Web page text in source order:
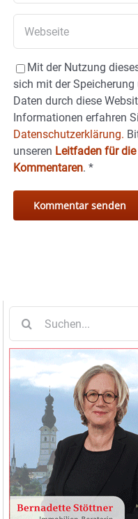
Mit der Nutzung
sich mit der
Daten durch diese
Informationen erfahren
Datenschutzerklärung.
unseren Leitfaden für
Kommentaren. *
nach: